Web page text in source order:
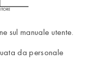
sul manuale utente.
da personale